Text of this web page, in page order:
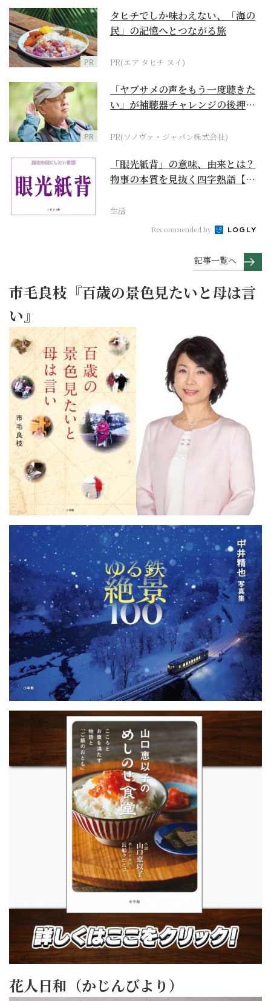
PR
タヒチでしか味わえない、「海の
民」の記憶へとつながる旅
PR(エア タヒチ ヌイ)
PR
「ヤブサメの声をもう一度聴きた
い」が補聴器チャレンジの後押し
PR(ソノヴァ・ジャパン株式会社)
「眼光紙背」の意味、由来とは？
物事の本質を見抜く四字熟語【座
生活
Recommended by
記事一覧へ
市毛良枝『百歳の景色見たいと母は言
い』
花人日和（かじんびより）